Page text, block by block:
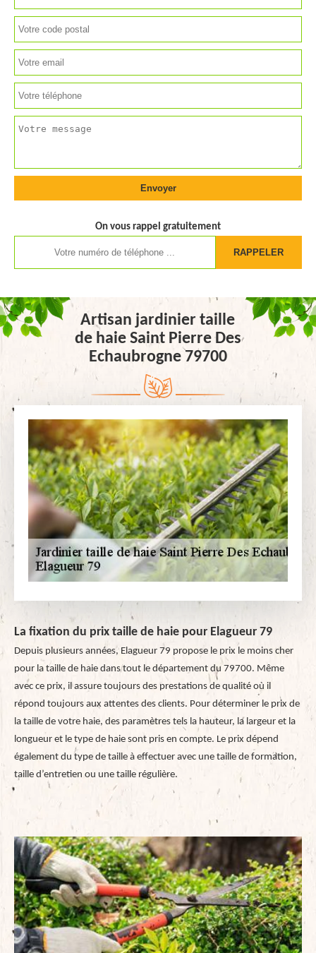
On vous rappel gratuitement
Artisan jardinier taille
de haie Saint Pierre Des
Echaubrogne 79700
La fixation du prix taille de haie pour Elagueur 79
Depuis plusieurs années, Elagueur 79 propose le prix le moins cher
pour la taille de haie dans tout le département du 79700. Même
avec ce prix, il assure toujours des prestations de qualité où il
répond toujours aux attentes des clients. Pour déterminer le prix de
la taille de votre haie, des paramètres tels la hauteur, la largeur et la
longueur et le type de haie sont pris en compte. Le prix dépend
également du type de taille à effectuer avec une taille de formation,
taille d’entretien ou une taille régulière.